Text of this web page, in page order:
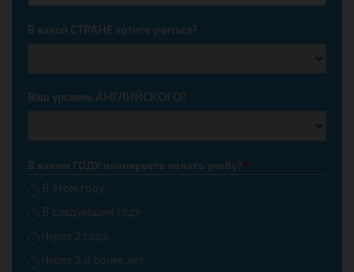
+7
В какой СТРАНЕ хотите учиться?*
Ваш уровень АНГЛИЙСКОГО?*
В каком ГОДУ планируете начать учебу?*
В этом году
В следующем году
Через 2 года
Через 3 и более лет